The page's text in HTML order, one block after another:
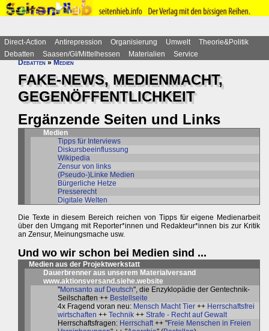
Direct-Action Antirepression Organisierung Umwelt
Theorie&Politik
Debatten
Saasen/GI/Mittelhessen Materialien
Service
Debatten»Medien
FAKE-NEWS, MEDIENMACHT,
GEGENÖFFENTLICHKEIT
Ergänzende Seiten und Links
Medien
Tipps für Interviews
Diskursbeeinflussung
Wikipedia
Zensur von links
(Pseudo-)Linke Medien
Bürgerliche Hetze
Presserecht
Digitale Welten
Die Texte in diesem Bereich reichen von Tipps für eigene Medienarbeit
über den Umgang mit Reporter*innen und Redakteur*innen bis zur Kritik
an Zensur, Meinungsmache usw.
Und wo wir schon bei Medien sind ...
Medien aus der Projektwerkstatt
Dauerbrenner aus unserem Materialversand
www.aktionsversand.siehe.website
"Monsanto auf Deutsch", die Enzyklopädie der Gentechnik-
Seilschaften ++ Bestellseite
4x Fragend voran neu: Mensch Macht Tier ++ Herrschaftsfrei
wirtschaften ++ Technik ++ Strafe - Recht auf Gewalt
Herrschaftsfragen: Herrschaft++ "Freie Menschen in Freien